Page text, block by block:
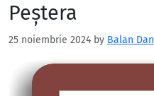
Peștera
25 noiembrie 2024 by Balan